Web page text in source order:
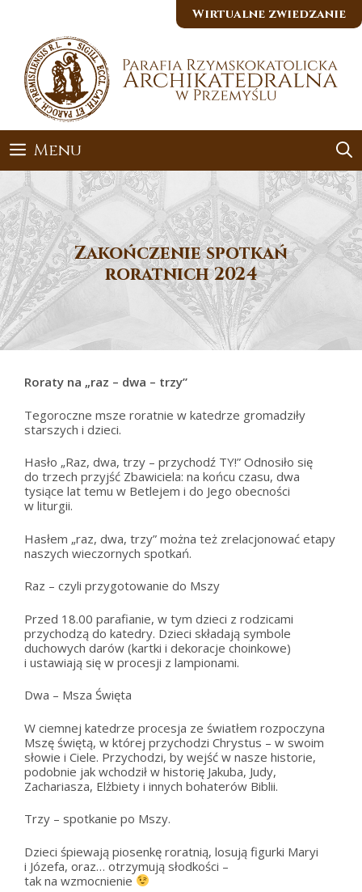
Wirtualne zwiedzanie
Menu
Zakończenie spotkań
roratnich 2024
Roraty na „raz – dwa – trzy”
Tegoroczne msze roratnie w katedrze gromadziły
starszych i dzieci.
Hasło „Raz, dwa, trzy – przychodź TY!” Odnosiło się
do trzech przyjść Zbawiciela: na końcu czasu, dwa
tysiące lat temu w Betlejem i do Jego obecności
w liturgii.
Hasłem „raz, dwa, trzy” można też zrelacjonować etapy
naszych wieczornych spotkań.
Raz – czyli przygotowanie do Mszy
Przed 18.00 parafianie, w tym dzieci z rodzicami
przychodzą do katedry. Dzieci składają symbole
duchowych darów (kartki i dekoracje choinkowe)
i ustawiają się w procesji z lampionami.
Dwa – Msza Święta
W ciemnej katedrze procesja ze światłem rozpoczyna
Mszę świętą, w której przychodzi Chrystus – w swoim
słowie i Ciele. Przychodzi, by wejść w nasze historie,
podobnie jak wchodził w historię Jakuba, Judy,
Zachariasza, Elżbiety i innych bohaterów Biblii.
Trzy – spotkanie po Mszy.
Dzieci śpiewają piosenkę roratnią, losują figurki Maryi
i Józefa, oraz… otrzymują słodkości –
tak na wzmocnienie